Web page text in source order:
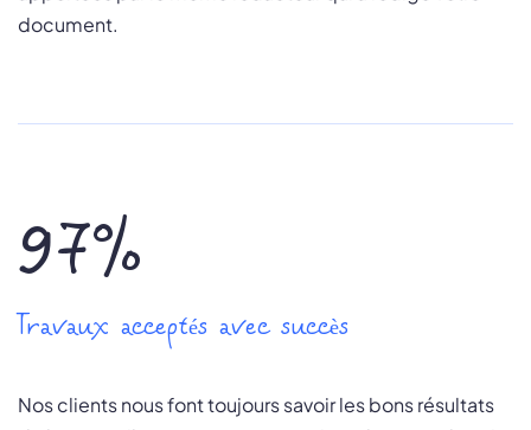
document.
97%
Travaux acceptés avec succès
Nos clients nous font toujours savoir les bons résultats